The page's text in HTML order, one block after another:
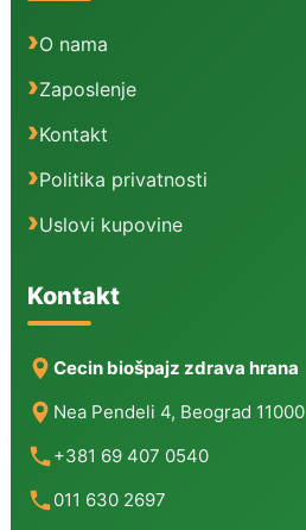
O nama
Zaposlenje
Kontakt
Politika privatnosti
Uslovi kupovine
Kontakt
Cecin biošpajz zdrava hrana
Nea Pendeli 4, Beograd 11000
+381 69 407 0540
011 630 2697